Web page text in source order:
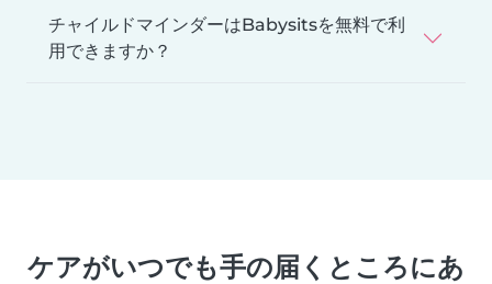
チャイルドマインダーはBabysitsを無料で利
用できますか？
ケアがいつでも手の届くところにあ